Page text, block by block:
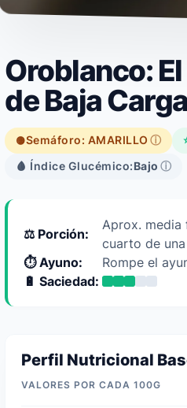
Oroblanco:
de Baja
🟡Semáforo: AMARILLO ⓘ
🩸 Índice Glucémico:Bajo ⓘ
⚖️ Porción:
Aprox. media
cuarto de
⏱️ Ayuno:
Rompe el
🔋 Saciedad:
Perfil Nutricional
VALORES POR CADA 100G